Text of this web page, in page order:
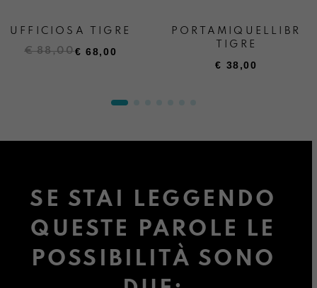
UFFICIOSA TIGRE
€88,00
Il
€ 68,00
Il
PORTAMIQUELLIBRO
TIGRE
€ 38,00
SE STAI LEGGENDO
QUESTE PAROLE LE
POSSIBILITÀ SONO